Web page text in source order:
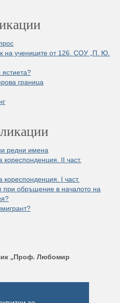
на учениците от 126. СОУ „П. Ю.
ястиета?
граница
редни имена
II част.
I част.
при обръщение в началото на
„Проф. Любомир